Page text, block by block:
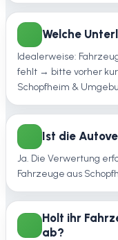
Welche
Idealerweise:
fehlt → bitte vorher
Schopfheim &
Ist die
Ja. Die Verwertung
Fahrzeuge aus
Holt ihr
ab?